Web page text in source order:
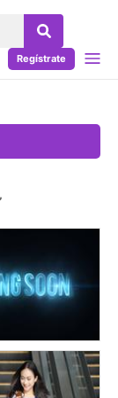
Regístrate